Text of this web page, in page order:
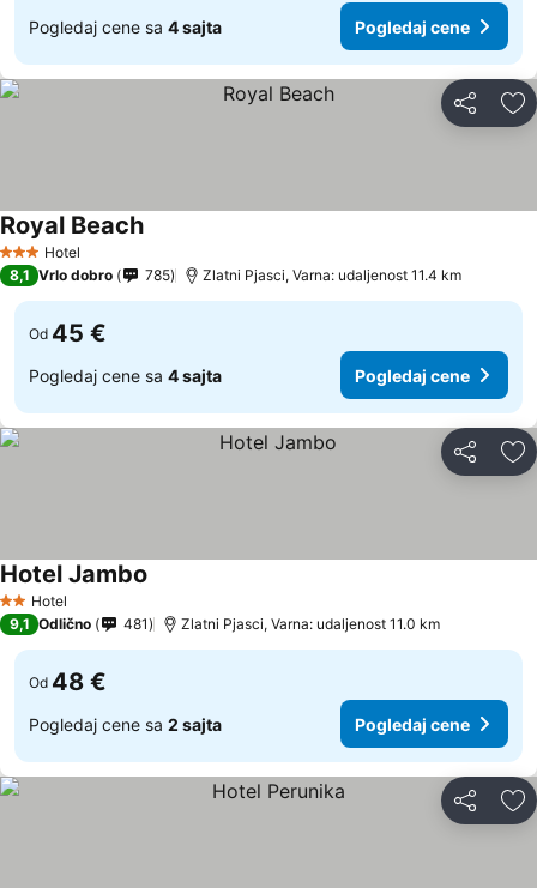
Pogledaj cene sa 4 sajta Pogledaj cene
Deli
3 Zvezdice
Hotel
Royal Beach
8,1 Vrlo dobro 785 Zlatni Pjasci, Varna: udaljenost 11.4 km
Od 45 €
Pogledaj cene sa 4 sajta Pogledaj cene
Deli
2 Zvezdice
Hotel
Hotel Jambo
9,1 Odlično 481 Zlatni Pjasci, Varna: udaljenost 11.0 km
Od 48 €
Pogledaj cene sa 2 sajta Pogledaj cene
Deli